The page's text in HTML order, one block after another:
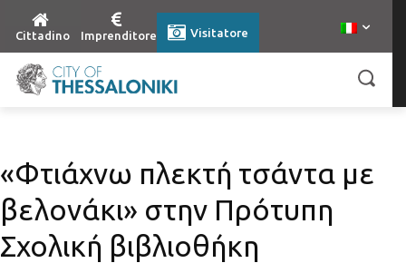
Cittadino Imprenditore Visitatore
«Φτιάχνω πλεκτή τσάντα με
βελονάκι» στην Πρότυπη
Σχολική βιβλιοθήκη